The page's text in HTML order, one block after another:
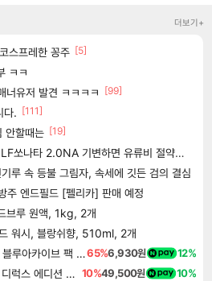
더보기+
스프레한 꽁주 [5]
ㅋㅋ
너유저 발견 ㅋㅋㅋㅋ
[99]
다.
[111]
안할때는 [19]
2.0NA 기변하면 유류비 절약이 얼마나 될까요..?
루 속 등불 그림자, 속세에 깃든 검의 결심
주 엔드필드 [펠리카] 판매 예정
브루 원액, 1kg, 2개
워시, 블랑쉬향, 510ml, 2개
디제이맥스 리스펙트 V 블루아카이브 팩 DJMAX RESPECT V Blue Archive Pack DLC65%6,930원 12%
드래곤소드 어웨이크닝 디럭스 에디션 DragonSword Awakening Deluxe Edition 10%49,500원 10%